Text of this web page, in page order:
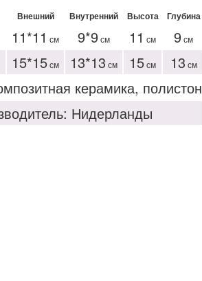
Внешний Внутренний Высота Глубина
11*11 см 9*9см 11 см 9см
15*15см 13*13 см 15см 13 см
керамика, полистон
Нидерланды